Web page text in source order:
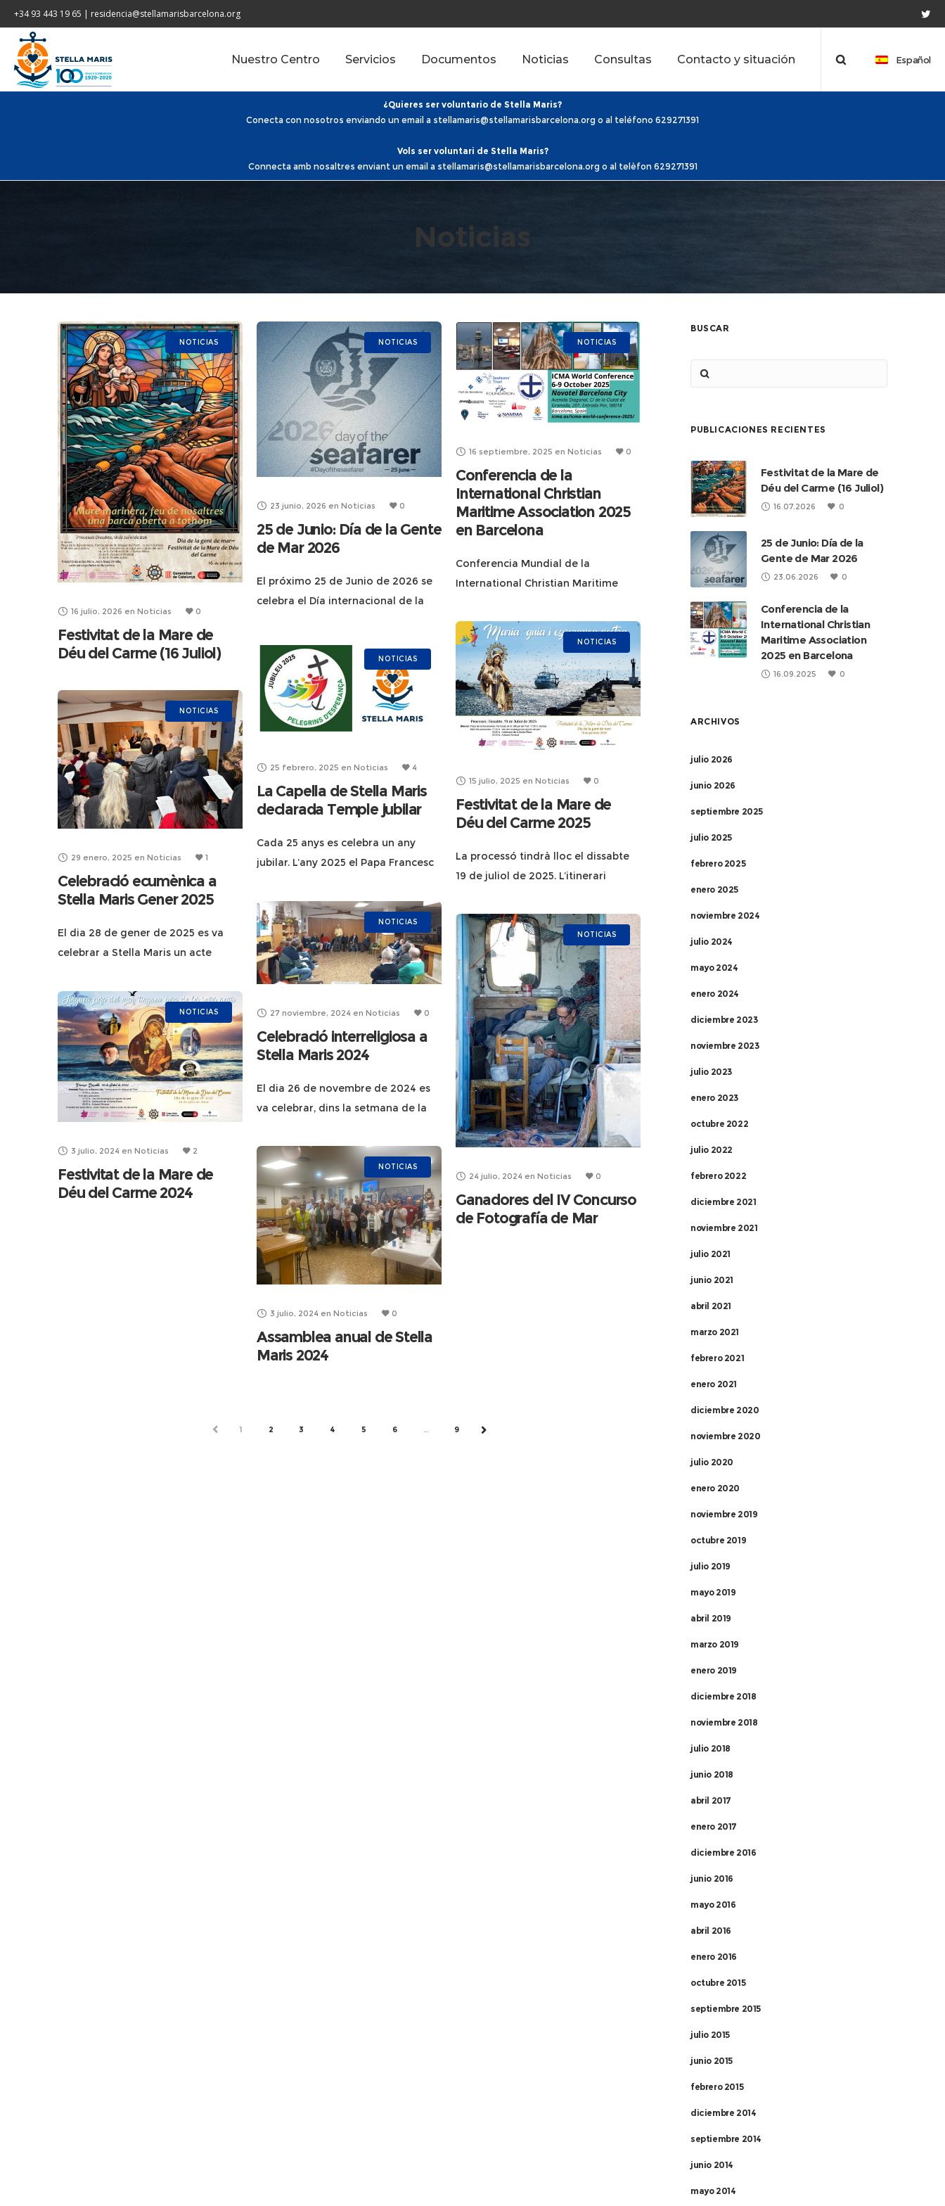
+34 93 443 19 65 | residencia@stellamarisbarcelona.org
Español
Nuestro Centro Servicios Documentos Noticias Consultas Contacto y situación
¿Quieres ser voluntario de Stella Maris?
Conecta con nosotros enviando un email a stellamaris@stellamarisbarcelona.org o al teléfono 629271391
Vols ser voluntari de Stella Maris?
Connecta amb nosaltres enviant un email a stellamaris@stellamarisbarcelona.org o al telèfon 629271391
Noticias
NOTICIAS
16 julio, 2026 en Noticias 0
Festivitat de la Mare de
Déu del Carme (16 Juliol)
NOTICIAS
23 junio, 2026 en Noticias 0
25 de Junio: Día de la Gente
de Mar 2026
El próximo 25 de Junio de 2026 se
celebra el Día internacional de la
varios eventos, destacando
NOTICIAS
16 septiembre, 2025 en Noticias 0
Conferencia de la
International Christian
Maritime Association 2025
en Barcelona
Conferencia Mundial de la
International Christian Maritime
del 6 al 9 de octubre. Reunirá 260
personas de todo el mundo y de las
distintas confesiones
NOTICIAS
15 julio, 2025 en Noticias 0
Festivitat de la Mare de
Déu del Carme 2025
La processó tindrà lloc el dissabte
19 de juliol de 2025. L’itinerari
Barceloneta, davant la Parròquia de
Sant Miquel del Port, amb la sortida
NOTICIAS
25 febrero, 2025 en Noticias 4
La Capella de Stella Maris
declarada Temple jubilar
Cada 25 anys es celebra un any
jubilar. L’any 2025 el Papa Francesc
l’esperança especialment en un
context marcat per la incertesa i les
dificultats
NOTICIAS
29 enero, 2025 en Noticias 1
Celebració ecumènica a
Stella Maris Gener 2025
El dia 28 de gener de 2025 es va
celebrar a Stella Maris un acte
comunitats: anglicana anglesa,
luterana alemanya i la catòlica de
Stella
NOTICIAS
27 noviembre, 2024 en Noticias 0
Celebració interreligiosa a
Stella Maris 2024
El dia 26 de novembre de 2024 es
va celebrar, dins la setmana de la
interreligiosa amb participació de
cristians, jueus, budistes, hindús i
bahais.
NOTICIAS
24 julio, 2024 en Noticias 0
Ganadores del IV Concurso
de Fotografía de Mar
NOTICIAS
3 julio, 2024 en Noticias 2
Festivitat de la Mare de
Déu del Carme 2024
NOTICIAS
3 julio, 2024 en Noticias 0
Assamblea anual de Stella
Maris 2024
ANTERIOR
1 2 3 4 5 6 … 9 SIGUIENTE
BUSCAR
PUBLICACIONES RECIENTES
Festivitat de la Mare de
Déu del Carme (16 Juliol)
16.07.2026 0
25 de Junio: Día de la
Gente de Mar 2026
23.06.2026 0
Conferencia de la
International Christian
Maritime Association
2025 en Barcelona
16.09.2025 0
ARCHIVOS
julio 2026
junio 2026
septiembre 2025
julio 2025
febrero 2025
enero 2025
noviembre 2024
julio 2024
mayo 2024
enero 2024
diciembre 2023
noviembre 2023
julio 2023
enero 2023
octubre 2022
julio 2022
febrero 2022
diciembre 2021
noviembre 2021
julio 2021
junio 2021
abril 2021
marzo 2021
febrero 2021
enero 2021
diciembre 2020
noviembre 2020
julio 2020
enero 2020
noviembre 2019
octubre 2019
julio 2019
mayo 2019
abril 2019
marzo 2019
enero 2019
diciembre 2018
noviembre 2018
julio 2018
junio 2018
abril 2017
enero 2017
diciembre 2016
junio 2016
mayo 2016
abril 2016
enero 2016
octubre 2015
septiembre 2015
julio 2015
junio 2015
febrero 2015
diciembre 2014
septiembre 2014
junio 2014
mayo 2014